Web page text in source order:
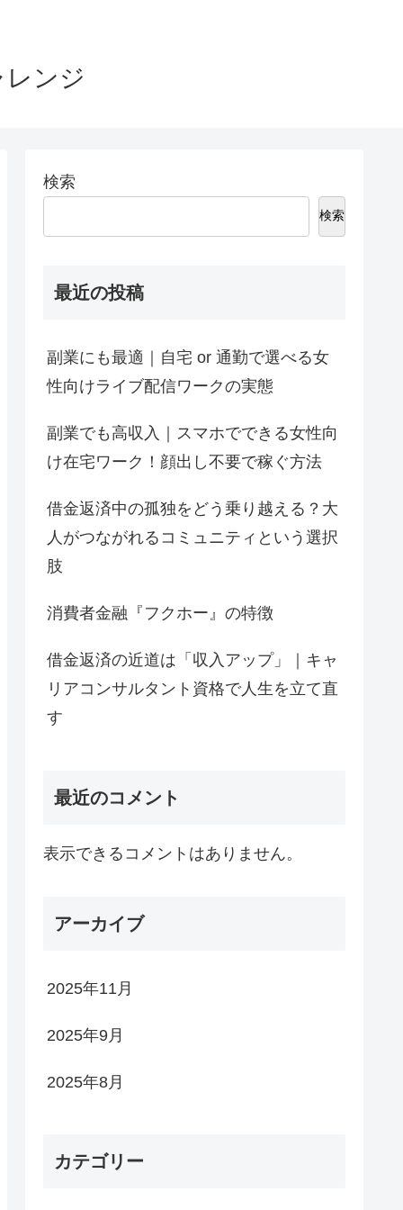
ンジ
検索
検索
最近の投稿
副業にも最適｜自宅 or 通勤で選べる女
性向けライブ配信ワークの実態
副業でも高収入｜スマホでできる女性向
け在宅ワーク！顔出し不要で稼ぐ方法
借金返済中の孤独をどう乗り越える？大
人がつながれるコミュニティという選択
肢
消費者金融『フクホー』の特徴
借金返済の近道は「収入アップ」｜キャ
リアコンサルタント資格で人生を立て直
す
最近のコメント
表示できるコメントはありません。
アーカイブ
2025年11月
2025年9月
2025年8月
カテゴリー